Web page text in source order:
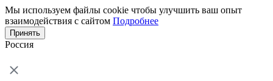
Мы используем файлы cookie чтобы улучшить ваш опыт
взаимодействия с сайтом Подробнее
Принять
Россия